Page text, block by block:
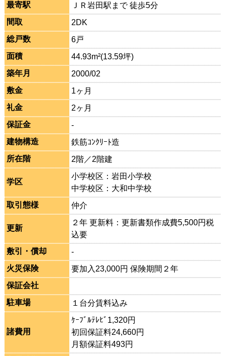
最寄駅
ＪＲ岩田駅まで 徒歩5分
間取
2DK
総戸数
6戸
面積
44.93m²(13.59坪)
築年月
2000/02
敷金
1ヶ月
礼金
2ヶ月
保証金
-
建物構造
鉄筋ｺﾝｸﾘｰﾄ造
所在階
2階／2階建
学区
小学校区：岩田小学校
中学校区：大和中学校
取引態様
仲介
更新
２年 更新料：更新書類作成費5,500円税
込要
敷引・償却
-
火災保険
要加入23,000円 保険期間２年
保証会社
駐車場
１台分賃料込み
諸費用
ｹｰﾌﾞﾙﾃﾚﾋﾞ1,320円
初回保証料24,660円
月額保証料493円